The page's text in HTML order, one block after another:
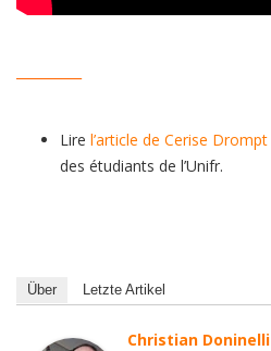
Lire l’article de Cerise Drompt
des étudiants de l’Unifr.
Über Letzte Artikel
Christian Doninelli